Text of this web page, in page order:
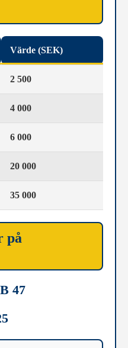
Värde (SEK)
2 500
4 000
6 000
20 000
35 000
på
47